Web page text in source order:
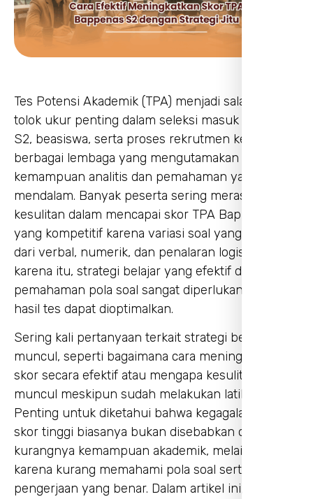
Tes Potensi Akademik (TPA) menjadi salah satu
tolok ukur penting dalam seleksi masuk program
S2, beasiswa, serta proses rekrutmen kerja di
berbagai lembaga yang mengutamakan
kemampuan analitis dan pemahaman yang
mendalam. Banyak peserta sering merasa
kesulitan dalam mencapai skor TPA Bappenas S2
yang kompetitif karena variasi soal yang terdiri
dari verbal, numerik, dan penalaran logis. Oleh
karena itu, strategi belajar yang efektif dan
pemahaman pola soal sangat diperlukan agar
hasil tes dapat dioptimalkan.
Sering kali pertanyaan terkait strategi belajar
muncul, seperti bagaimana cara meningkatkan
skor secara efektif atau mengapa kesulitan tetap
muncul meskipun sudah melakukan latihan.
Penting untuk diketahui bahwa kegagalan meraih
skor tinggi biasanya bukan disebabkan oleh
kurangnya kemampuan akademik, melainkan
karena kurang memahami pola soal serta teknik
pengerjaan yang benar. Dalam artikel ini, kita akan